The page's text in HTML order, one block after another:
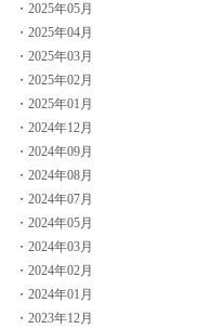
・2025年05月
・2025年04月
・2025年03月
・2025年02月
・2025年01月
・2024年12月
・2024年09月
・2024年08月
・2024年07月
・2024年05月
・2024年03月
・2024年02月
・2024年01月
・2023年12月